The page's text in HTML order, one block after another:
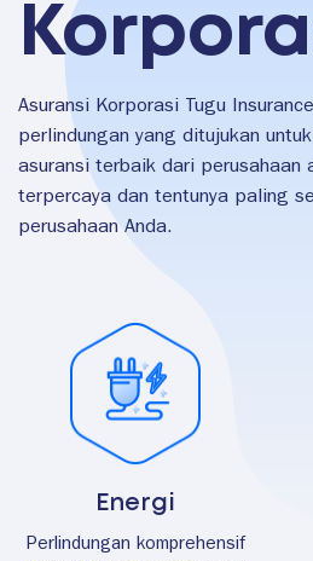
Asuransi Korporasi Tugu
perlindungan yang ditujukan
asuransi terbaik dari perusahaan
terpercaya dan tentunya paling
perusahaan Anda.
Energi
Perlindungan komprehensif